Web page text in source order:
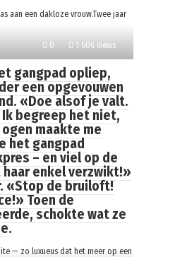
aan een dakloze vrouw.Twee jaar
0 1 606 views
gangpad opliep,
een opgevouwen
«Doe alsof je valt.
begreep het niet,
maakte me
het gangpad
– en viel op de
enkel verzwikt!»
«Stop de bruiloft!
Toen de
schokte wat ze
— zo luxueus dat het meer op een